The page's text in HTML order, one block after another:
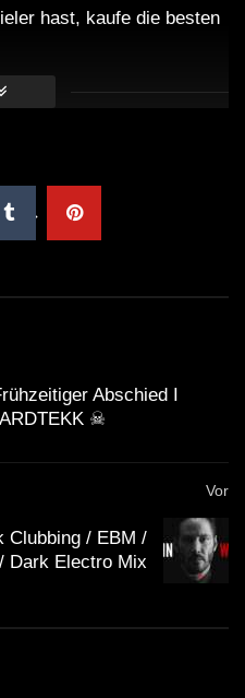
hast, kaufe die besten
Abschied I
☠
Vor
Clubbing / EBM /
Dark Electro Mix